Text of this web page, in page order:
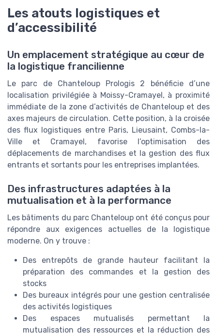
Les atouts logistiques et
d’accessibilité
Un emplacement stratégique au cœur de
la logistique francilienne
Le parc de Chanteloup Prologis 2 bénéficie d’une
localisation privilégiée à Moissy-Cramayel, à proximité
immédiate de la zone d’activités de Chanteloup et des
axes majeurs de circulation. Cette position, à la croisée
des flux logistiques entre Paris, Lieusaint, Combs-la-
Ville et Cramayel, favorise l’optimisation des
déplacements de marchandises et la gestion des flux
entrants et sortants pour les entreprises implantées.
Des infrastructures adaptées à la
mutualisation et à la performance
Les bâtiments du parc Chanteloup ont été conçus pour
répondre aux exigences actuelles de la logistique
moderne. On y trouve :
Des entrepôts de grande hauteur facilitant la
préparation des commandes et la gestion des
stocks
Des bureaux intégrés pour une gestion centralisée
des activités logistiques
Des espaces mutualisés permettant la
mutualisation des ressources et la réduction des